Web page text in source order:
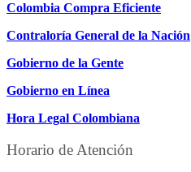
Colombia Compra Eficiente
Contraloría General de la Nación
Gobierno de la Gente
Gobierno en Línea
Hora Legal Colombiana
Horario de Atención